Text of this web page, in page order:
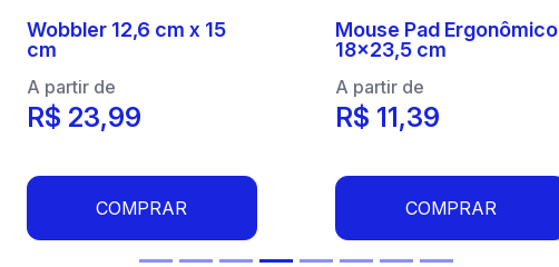
Wobbler 12,6 cm x 15
cm
A partir de
R$ 23,99
COMPRAR
Mouse Pad Ergonômico
18x23,5 cm
A partir de
R$ 11,39
COMPRAR